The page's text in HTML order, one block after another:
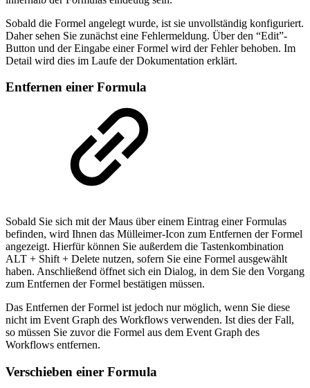
Sobald die Formel angelegt wurde, ist sie unvollständig konfiguriert.
Daher sehen Sie zunächst eine Fehlermeldung. Über den “Edit”-
Button und der Eingabe einer Formel wird der Fehler behoben. Im
Detail wird dies im Laufe der Dokumentation erklärt.
Entfernen einer Formula
Sobald Sie sich mit der Maus über einem Eintrag einer Formulas
befinden, wird Ihnen das Mülleimer-Icon zum Entfernen der Formel
angezeigt. Hierfür können Sie außerdem die Tastenkombination
ALT + Shift + Delete nutzen, sofern Sie eine Formel ausgewählt
haben. Anschließend öffnet sich ein Dialog, in dem Sie den Vorgang
zum Entfernen der Formel bestätigen müssen.
Das Entfernen der Formel ist jedoch nur möglich, wenn Sie diese
nicht im Event Graph des Workflows verwenden. Ist dies der Fall,
so müssen Sie zuvor die Formel aus dem Event Graph des
Workflows entfernen.
Verschieben einer Formula